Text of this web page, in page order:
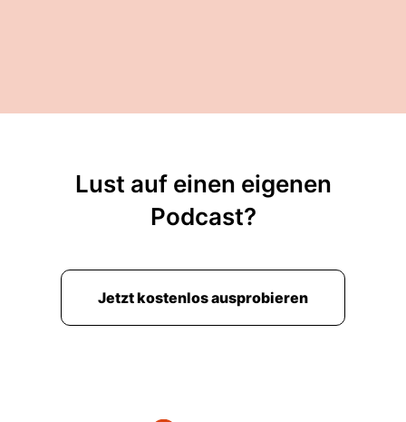
Lust auf einen eigenen
Podcast?
Jetzt kostenlos ausprobieren